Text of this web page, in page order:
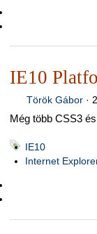
IE10
Török Gábor·
Még több CSS3
IE10
Internet